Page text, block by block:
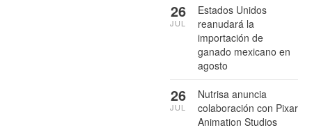
Estados Unidos
reanudará la
importación de
ganado mexicano en
agosto
26
JUL
Nutrisa anuncia
colaboración con Pixar
Animation Studios
26
JUL